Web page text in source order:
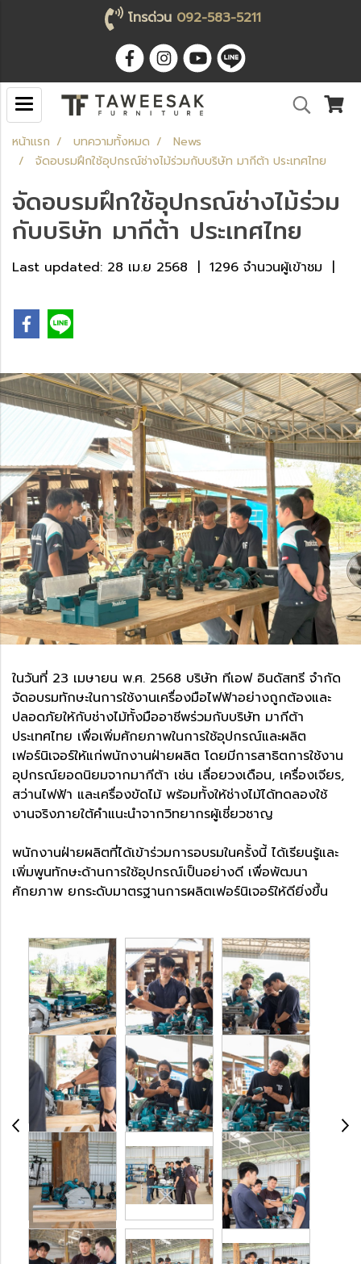
โทรด่วน 092-583-5211
หน้าแรก บทความทั้งหมด
News
จัดอบรมฝึกใช้อุปกรณ์ช่างไม้ร่วมกับบริษัท มากีต้า ประเทศไทย
จัดอบรมฝึกใช้อุปกรณ์ช่างไม้ร่วม
กับบริษัท มากีต้า ประเทศไทย
Last updated: 28 เม.ย 2568 | 1296 จำนวนผู้เข้าชม |
ในวันที่ 23 เมษายน พ.ศ. 2568 บริษัท ทีเอฟ อินดัสทรี จำกัด
จัดอบรมทักษะในการใช้งานเครื่องมือไฟฟ้าอย่างถูกต้องและ
ปลอดภัยให้กับช่างไม้ทั้งมืออาชีพร่วมกับบริษัท มากีต้า
ประเทศไทย เพื่อเพิ่มศักยภาพในการใช้อุปกรณ์และผลิต
เฟอร์นิเจอร์ให้แก่พนักงานฝ่ายผลิต โดยมีการสาธิตการใช้งาน
อุปกรณ์ยอดนิยมจากมากีต้า เช่น เลื่อยวงเดือน, เครื่องเจียร,
สว่านไฟฟ้า และเครื่องขัดไม้ พร้อมทั้งให้ช่างไม้ได้ทดลองใช้
งานจริงภายใต้คำแนะนำจากวิทยากรผู้เชี่ยวชาญ
พนักงานฝ่ายผลิตที่ได้เข้าร่วมการอบรมในครั้งนี้ ได้เรียนรู้และ
เพิ่มพูนทักษะด้านการใช้อุปกรณ์เป็นอย่างดี เพื่อพัฒนา
ศักยภาพ ยกระดับมาตรฐานการผลิตเฟอร์นิเจอร์ให้ดียิ่งขึ้น